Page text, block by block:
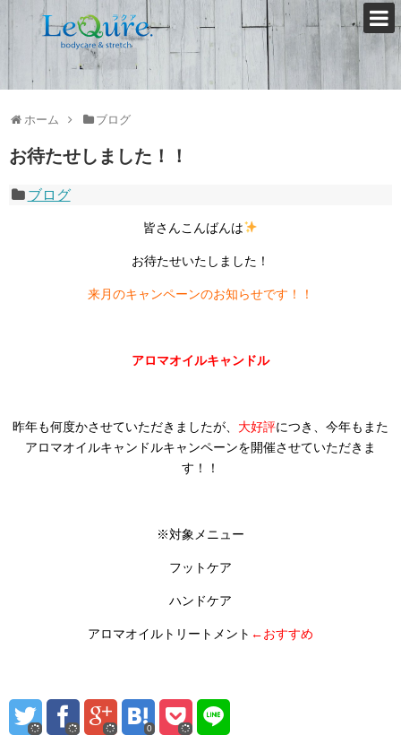
ホーム ブログ
お待たせしました！！
ブログ
皆さんこんばんは
お待たせいたしました！
来月のキャンペーンのお知らせです！！
アロマオイルキャンドル
昨年も何度かさせていただきましたが、 大好評につき、今年もまた
アロマオイルキャンドルキャンペーンを開催させていただきま
す！！
※対象メニュー
フットケア
ハンドケア
アロマオイルトリートメント ←おすすめ
0